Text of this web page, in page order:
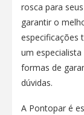
rosca para
garantir o
especificações
um
formas de
dúvidas.
A Pontopar é